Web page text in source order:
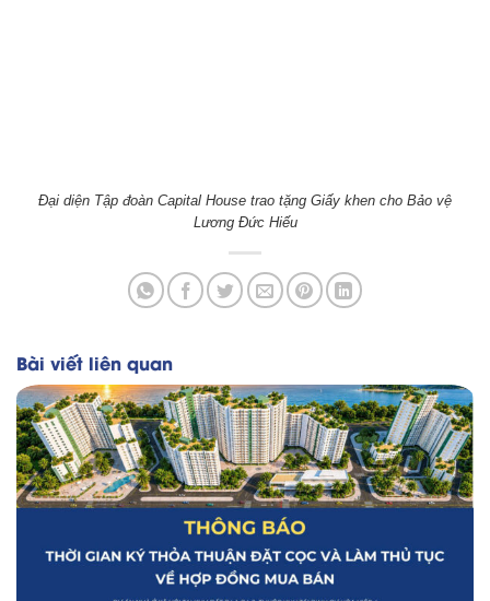
Đại diện Tập đoàn Capital House trao tặng Giấy khen cho Bảo vệ
Lương Đức Hiếu
Bài viết liên quan